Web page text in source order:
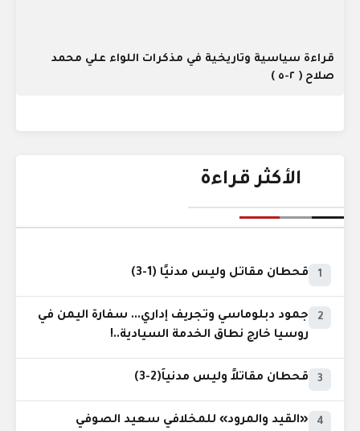
قراءة سياسية وتاريخية في مذكرات اللواء علي محمد
صلاح ( ٢-٥ )
الأكثر قراءة
1 قحطان مقاتل وليس مدنيًا (1-3)
2
جمود دبلوماسي وتجريف إداري... سفارة اليمن في
روسيا خارج نطاق الخدمة السيادية..!
3 قحطان مقاتلاً وليس مدنياً(2-3)
4 «القيد والمرود» للمخلافي سعيد الصوفي